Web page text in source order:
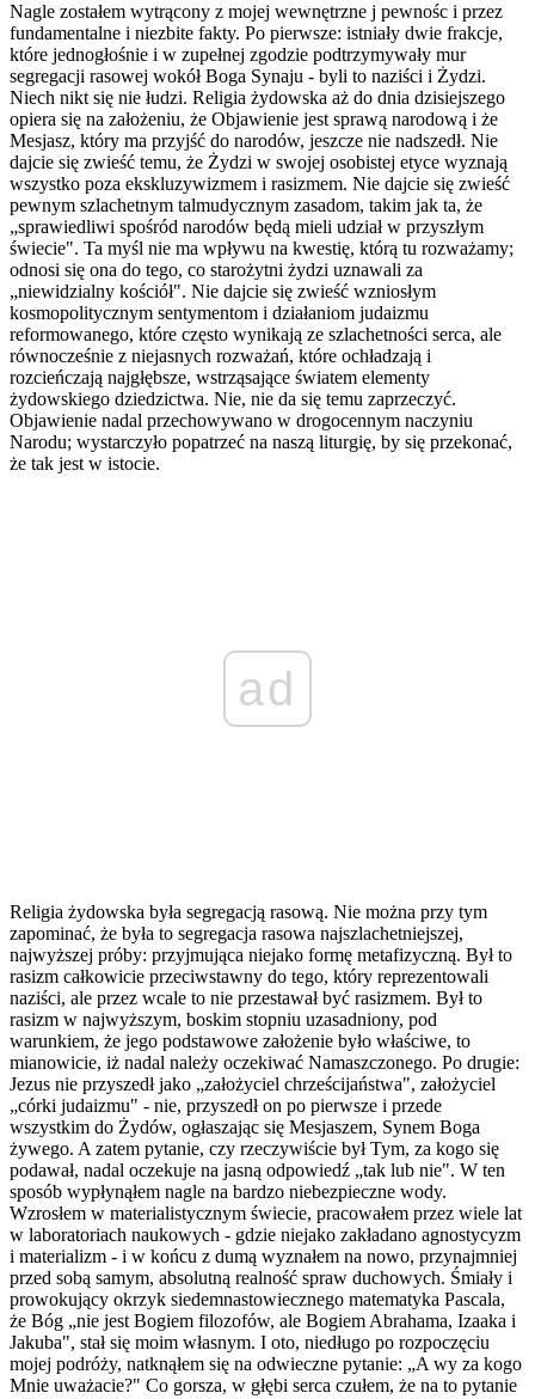
Nagle zostałem wytrącony z mojej wewnętrzne j pewnośc i przez
fundamentalne i niezbite fakty. Po pierwsze: istniały dwie frakcje,
które jednogłośnie i w zupełnej zgodzie podtrzymywały mur
segregacji rasowej wokół Boga Synaju - byli to naziści i Żydzi.
Niech nikt się nie łudzi. Religia żydowska aż do dnia dzisiejszego
opiera się na założeniu, że Objawienie jest sprawą narodową i że
Mesjasz, który ma przyjść do narodów, jeszcze nie nadszedł. Nie
dajcie się zwieść temu, że Żydzi w swojej osobistej etyce wyznają
wszystko poza ekskluzywizmem i rasizmem. Nie dajcie się zwieść
pewnym szlachetnym talmudycznym zasadom, takim jak ta, że
„sprawiedliwi spośród narodów będą mieli udział w przyszłym
świecie". Ta myśl nie ma wpływu na kwestię, którą tu rozważamy;
odnosi się ona do tego, co starożytni żydzi uznawali za
„niewidzialny kościół". Nie dajcie się zwieść wzniosłym
kosmopolitycznym sentymentom i działaniom judaizmu
reformowanego, które często wynikają ze szlachetności serca, ale
równocześnie z niejasnych rozważań, które ochładzają i
rozcieńczają najgłębsze, wstrząsające światem elementy
żydowskiego dziedzictwa. Nie, nie da się temu zaprzeczyć.
Objawienie nadal przechowywano w drogocennym naczyniu
Narodu; wystarczyło popatrzeć na naszą liturgię, by się przekonać,
że tak jest w istocie.
ad
Religia żydowska była segregacją rasową. Nie można przy tym
zapominać, że była to segregacja rasowa najszlachetniejszej,
najwyższej próby: przyjmująca niejako formę metafizyczną. Był to
rasizm całkowicie przeciwstawny do tego, który reprezentowali
naziści, ale przez wcale to nie przestawał być rasizmem. Był to
rasizm w najwyższym, boskim stopniu uzasadniony, pod
warunkiem, że jego podstawowe założenie było właściwe, to
mianowicie, iż nadal należy oczekiwać Namaszczonego. Po drugie:
Jezus nie przyszedł jako „założyciel chrześcijaństwa", założyciel
„córki judaizmu" - nie, przyszedł on po pierwsze i przede
wszystkim do Żydów, ogłaszając się Mesjaszem, Synem Boga
żywego. A zatem pytanie, czy rzeczywiście był Tym, za kogo się
podawał, nadal oczekuje na jasną odpowiedź „tak lub nie". W ten
sposób wypłynąłem nagle na bardzo niebezpieczne wody.
Wzrosłem w materialistycznym świecie, pracowałem przez wiele lat
w laboratoriach naukowych - gdzie niejako zakładano agnostycyzm
i materializm - i w końcu z dumą wyznałem na nowo, przynajmniej
przed sobą samym, absolutną realność spraw duchowych. Śmiały i
prowokujący okrzyk siedemnastowiecznego matematyka Pascala,
że Bóg „nie jest Bogiem filozofów, ale Bogiem Abrahama, Izaaka i
Jakuba", stał się moim własnym. I oto, niedługo po rozpoczęciu
mojej podróży, natknąłem się na odwieczne pytanie: „A wy za kogo
Mnie uważacie?" Co gorsza, w głębi serca czułem, że na to pytanie